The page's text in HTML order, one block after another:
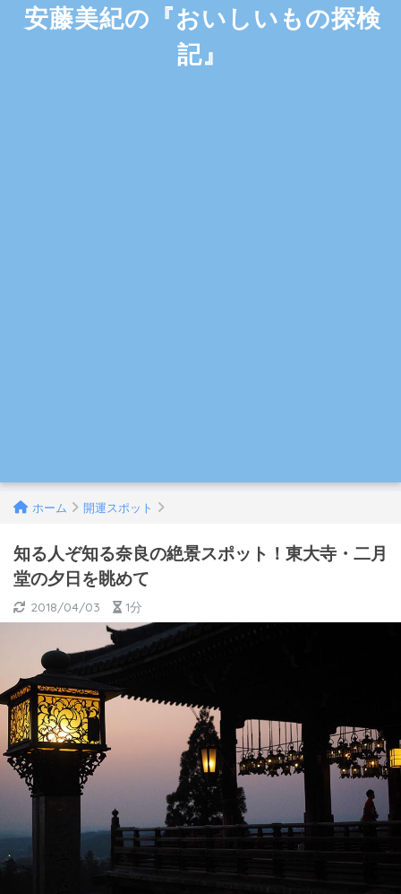
安藤美紀の『おいしいもの探検
記』
ホーム 開運スポット
知る人ぞ知る奈良の絶景スポット！東大寺・二月
堂の夕日を眺めて
2018/04/03 1分